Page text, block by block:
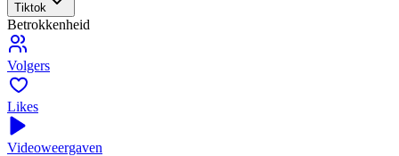
Tiktok
Betrokkenheid
Volgers
Likes
Videoweergaven